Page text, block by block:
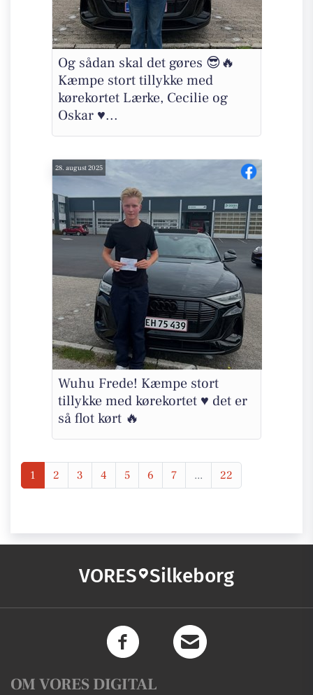
Og sådan skal det gøres 😎🔥
Kæmpe stort tillykke med
kørekortet Lærke, Cecilie og
Oskar ♥...
28. august 2025
Wuhu Frede! Kæmpe stort
tillykke med kørekortet ♥️ det er
så flot kørt 🔥
1 2 3 4 5 6 7 ... 22
VORES Silkeborg
OM VORES DIGITAL